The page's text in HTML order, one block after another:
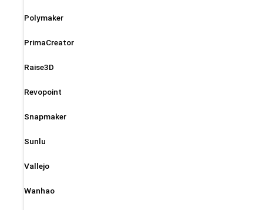
Polymaker
PrimaCreator
Raise3D
Revopoint
Snapmaker
Sunlu
Vallejo
Wanhao